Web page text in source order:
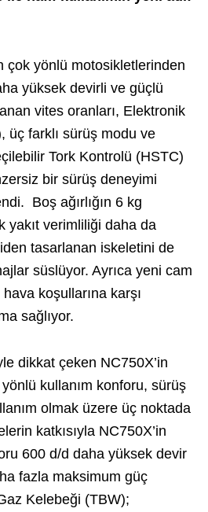
çok yönlü motosikletlerinden
yüksek devirli ve güçlü
vites oranları, Elektronik
üç farklı sürüş modu ve
Tork Kontrolü (HSTC)
bir sürüş deneyimi
Boş ağırlığın 6 kg
yakıt verimliliği daha da
tasarlanan iskeletini de
süslüyor. Ayrıca yeni cam
koşullarına karşı
sağlıyor.
dikkat çeken NC750X’in
kullanım konforu, sürüş
olmak üzere üç noktada
katkısıyla NC750X’in
600 d/d daha yüksek devir
fazla maksimum güç
Kelebeği (TBW);